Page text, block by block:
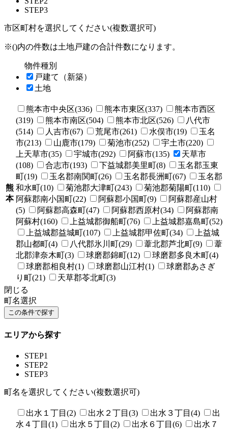
STEP3
市区町村を選択してください(複数選択可)
※()内の件数は土地戸建の合計件数になります。
物件種別
戸建て（新築）
土地
熊
本
熊本市中央区(336) 熊本市東区(337)
熊本市西区
(319)
熊本市南区(504) 熊本市北区(526)
八代市
(514)
人吉市(67) 荒尾市(261) 水俣市(19)
玉名
市(213)
山鹿市(179) 菊池市(252)
宇土市(220)
上天草市(35)
宇城市(292) 阿蘇市(135)
天草市
(108)
合志市(193) 下益城郡美里町(8)
玉名郡玉東
町(19)
玉名郡南関町(26) 玉名郡長洲町(67)
玉名郡
和水町(10)
菊池郡大津町(243)
菊池郡菊陽町(110)
阿蘇郡南小国町(22)
阿蘇郡小国町(9)
阿蘇郡産山村
(5)
阿蘇郡高森町(47) 阿蘇郡西原村(34)
阿蘇郡南
阿蘇村(160)
上益城郡御船町(76)
上益城郡嘉島町(52)
上益城郡益城町(107)
上益城郡甲佐町(34)
上益城
郡山都町(4)
八代郡氷川町(29) 葦北郡芦北町(9)
葦
北郡津奈木町(3)
球磨郡錦町(12)
球磨郡多良木町(4)
球磨郡相良村(1)
球磨郡山江村(1)
球磨郡あさぎ
り町(21)
天草郡苓北町(3)
閉じる
町名選択
エリアから探す
STEP1
STEP2
STEP3
町名を選択してください(複数選択可)
出水１丁目(2) 出水２丁目(3) 出水３丁目(4)
出
水４丁目(1)
出水５丁目(2) 出水６丁目(6)
出水７